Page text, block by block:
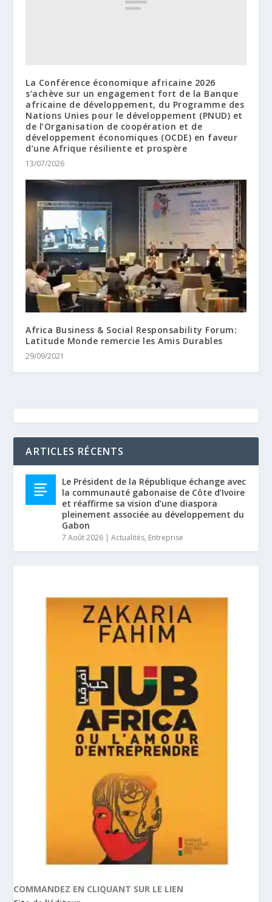
La Conférence économique africaine 2026
s’achève sur un engagement fort de la Banque
africaine de développement, du Programme des
Nations Unies pour le développement (PNUD) et
de l’Organisation de coopération et de
développement économiques (OCDE) en faveur
d’une Afrique résiliente et prospère
13/07/2026
Africa Business & Social Responsability Forum:
Latitude Monde remercie les Amis Durables
29/09/2021
ARTICLES RÉCENTS
Le Président de la République échange avec
la communauté gabonaise de Côte d’Ivoire
et réaffirme sa vision d’une diaspora
pleinement associée au développement du
Gabon
7 Août 2026 |Actualités, Entreprise
COMMANDEZ EN CLIQUANT SUR LE LIEN